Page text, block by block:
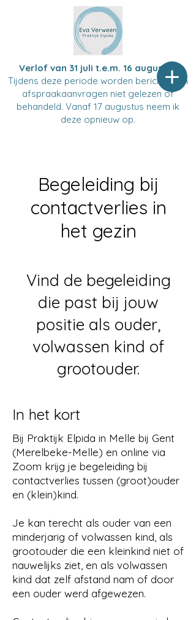
Verlof van 31 juli t.e.m. 16 augustus
Tijdens deze periode worden berichten en
afspraakaanvragen niet gelezen of
behandeld. Vanaf 17 augustus neem ik
deze opnieuw op.
Begeleiding bij
contactverlies in
het gezin
Vind de begeleiding
die past bij jouw
positie als ouder,
volwassen kind of
grootouder.
In het kort
Bij Praktijk Elpida in Melle bij Gent
(Merelbeke-Melle) en online via
Zoom krijg je begeleiding bij
contactverlies tussen (groot)ouder
en (klein)kind.
Je kan terecht als ouder van een
minderjarig of volwassen kind, als
grootouder die een kleinkind niet of
nauwelijks ziet, en als volwassen
kind dat zelf afstand nam of door
een ouder werd afgewezen.